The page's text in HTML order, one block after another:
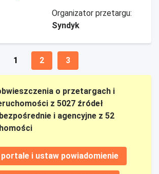
Organizator przetargu:
Syndyk
1 2 3
o przetargach i
z 5027 źródeł
i agencyjne z 52
i ustaw powiadomienie